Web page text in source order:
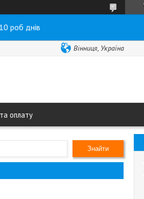
роб днів
Вінниця, Україна
оплату
Знайти